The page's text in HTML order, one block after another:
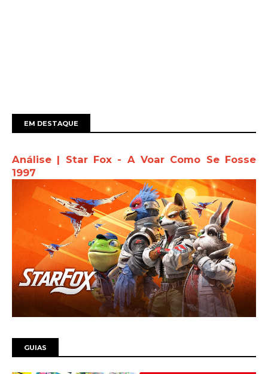
EM DESTAQUE
Análise | Star Fox - A Voar Como Se Fosse
1997
GUIAS